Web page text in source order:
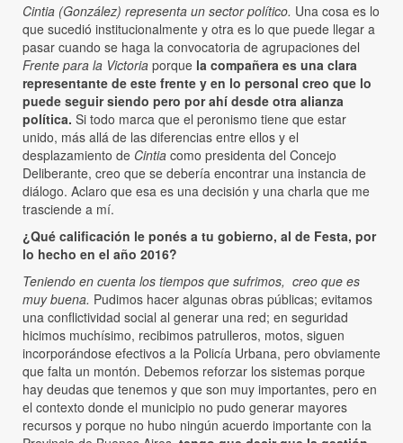
Cintia (González) representa un sector político. Una cosa es lo
que sucedió institucionalmente y otra es lo que puede llegar a
pasar cuando se haga la convocatoria de agrupaciones del
Frente para la Victoria porque la compañera es una clara
representante de este frente y en lo personal creo que lo
puede seguir siendo pero por ahí desde otra alianza
política. Si todo marca que el peronismo tiene que estar
unido, más allá de las diferencias entre ellos y el
desplazamiento de Cintia como presidenta del Concejo
Deliberante, creo que se debería encontrar una instancia de
diálogo. Aclaro que esa es una decisión y una charla que me
trasciende a mí.
¿Qué calificación le ponés a tu gobierno, al de Festa, por
lo hecho en el año 2016?
Teniendo en cuenta los tiempos que sufrimos, creo que es
muy buena. Pudimos hacer algunas obras públicas; evitamos
una conflictividad social al generar una red; en seguridad
hicimos muchísimo, recibimos patrulleros, motos, siguen
incorporándose efectivos a la Policía Urbana, pero obviamente
que falta un montón. Debemos reforzar los sistemas porque
hay deudas que tenemos y que son muy importantes, pero en
el contexto donde el municipio no pudo generar mayores
recursos y porque no hubo ningún acuerdo importante con la